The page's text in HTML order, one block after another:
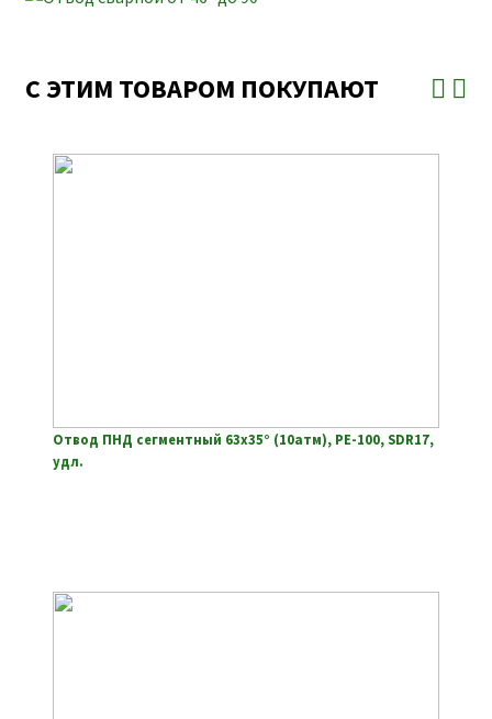
С ЭТИМ ТОВАРОМ ПОКУПАЮТ
Отвод ПНД сегментный 63х35° (10атм), РЕ-100, SDR17,
удл.